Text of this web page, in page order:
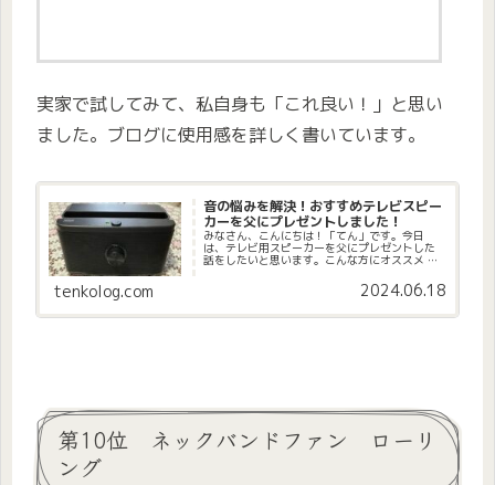
実家で試してみて、私自身も「これ良い！」と思い
ました。ブログに使用感を詳しく書いています。
音の悩みを解決！おすすめテレビスピー
カーを父にプレゼントしました！
みなさん、こんにちは！「てん」です。今日
は、テレビ用スピーカーを父にプレゼントした
話をしたいと思います。こんな方にオススメ テ
の方がいるご家庭 テレビの音量で家族間のトラ
tenkolog.com 2024.06.18
第10位 ネックバンドファン ローリ
ング